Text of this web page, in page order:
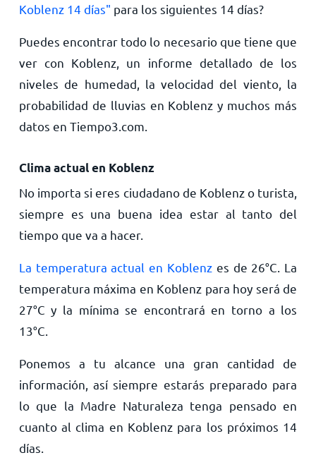
Koblenz 14 días" para los siguientes 14 días?
Puedes encontrar todo lo necesario que tiene que
ver con Koblenz, un informe detallado de los
niveles de humedad, la velocidad del viento, la
probabilidad de lluvias en Koblenz y muchos más
datos en Tiempo3.com.
Clima actual en Koblenz
No importa si eres ciudadano de Koblenz o turista,
siempre es una buena idea estar al tanto del
tiempo que va a hacer.
La temperatura actual en Koblenz es de 26°C . La
temperatura máxima en Koblenz para hoy será de
27°C y la mínima se encontrará en torno a los
13°C
Ponemos a tu alcance una gran cantidad de
información, así siempre estarás preparado para
lo que la Madre Naturaleza tenga pensado en
cuanto al clima en Koblenz para los próximos 14
días.